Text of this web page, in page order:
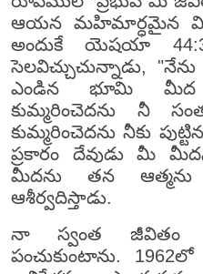
ఆయన మహిమార్ధమైన
అందుకే యెషయా
సెలవిచ్చుచున్నాడు,
ఎండిన భూమి మీద
కుమ్మరించెదను నీ
కుమ్మరించెదను నీకు
ప్రకారం దేవుడు మీ
మీదను తన ఆత్మను
ఆశీర్వదిస్తాడు.
నా స్వంత జీవితం
పంచుకుంటాను.